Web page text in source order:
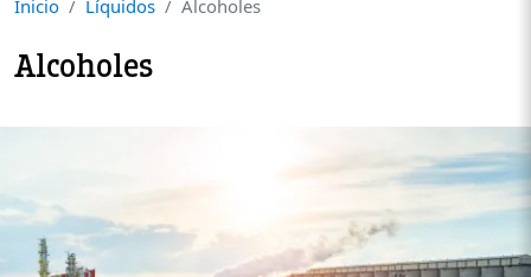
Inicio Líquidos Alcoholes
Alcoholes